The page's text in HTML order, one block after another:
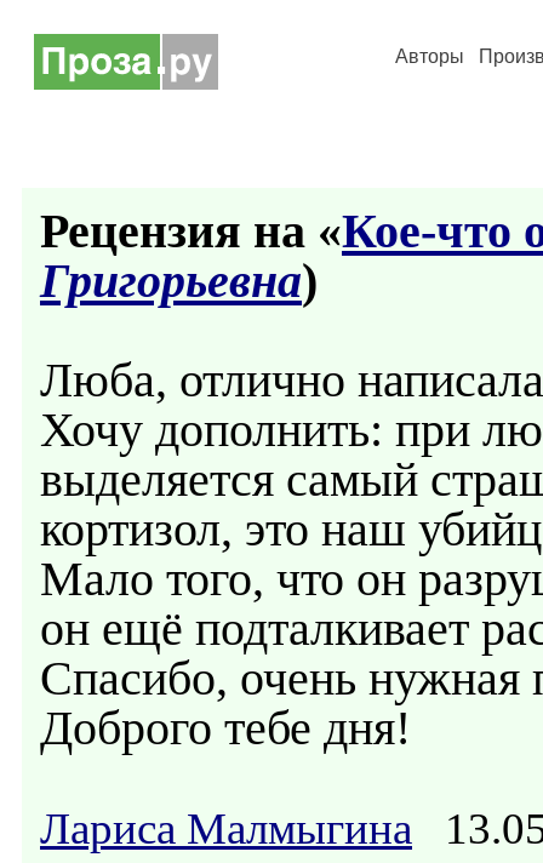
Авторы
Рецензия на «Кое-что
Григорьевна)
Люба, отлично
Хочу дополнить: при
выделяется самый
кортизол, это наш
Мало того, что он
он ещё подталкивает
Спасибо, очень нужная
Доброго тебе дня!
Лариса Малмыгина